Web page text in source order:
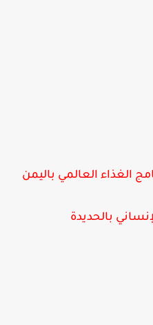
العالمي باليمن
بالحديدة